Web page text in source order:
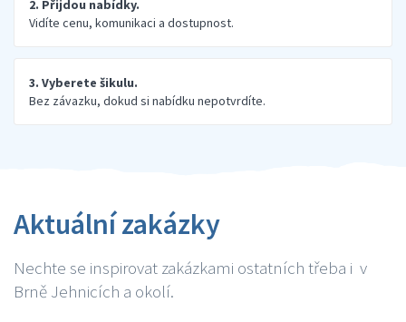
2. Přijdou nabídky.
Vidíte cenu, komunikaci a dostupnost.
3. Vyberete šikulu.
Bez závazku, dokud si nabídku nepotvrdíte.
Aktuální zakázky
Nechte se inspirovat zakázkami ostatních třeba i v
Brně Jehnicích a okolí.